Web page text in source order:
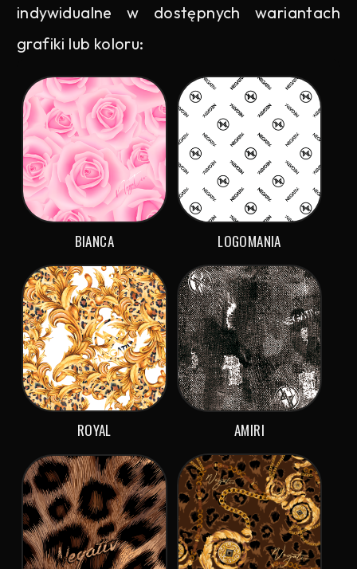
indywidualne w dostępnych wariantach
grafiki lub koloru:
BIANCA LOGOMANIA
ROYAL AMIRI